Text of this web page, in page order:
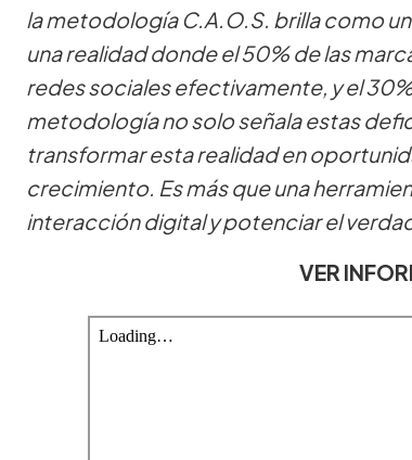
la metodología C.A.O.S. brilla como
una realidad donde el 50% de las
redes sociales efectivamente, y el
metodología no solo señala estas
transformar esta realidad en
crecimiento. Es más que una
interacción digital y potenciar el
VER